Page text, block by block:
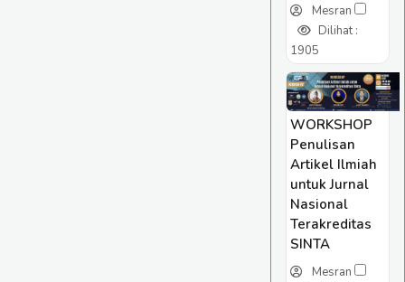
Mesran
Dilihat :
1905
WORKSHOP
Penulisan
Artikel Ilmiah
untuk Jurnal
Nasional
Terakreditas
SINTA
Mesran